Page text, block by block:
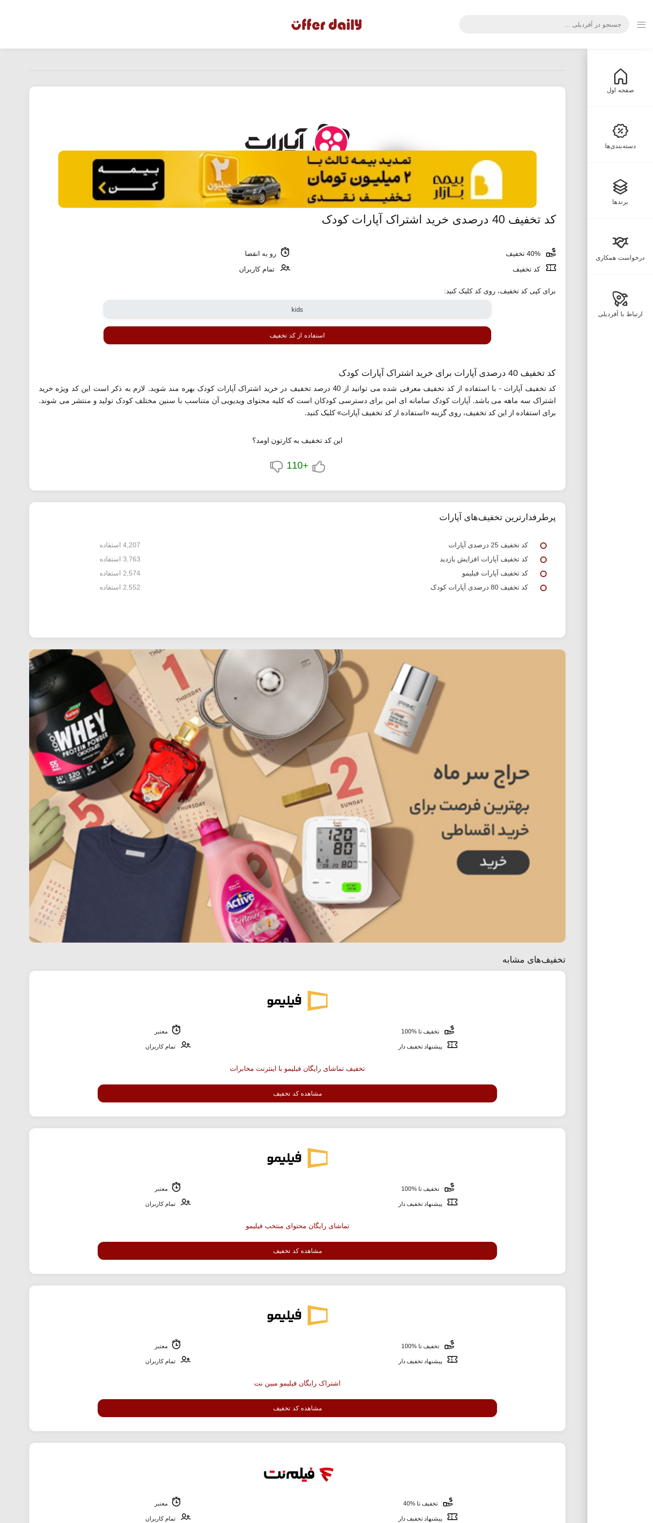
صفحه اول
دسته‌بندی‌ها
برندها
درخواست همکاری
ارتباط با آفردیلی
کد تخفیف 40 درصدی خرید اشتراک آپارات کودک
رو به انقضا
کد تخفیف
تمام کاربران
برای کپی کد تخفیف، روی کد کلیک کنید:
استفاده از کد تخفیف
کد تخفیف 40 درصدی آپارات برای خرید اشتراک آپارات کودک
کد تخفیف آپارات - با استفاده از کد تخفیف معرفی شده می توانید از 40 درصد تخفیف در خرید اشتراک آپارات کودک بهره مند شوید. لازم به ذکر است این کد ویژه خرید
اشتراک سه ماهه می باشد. آپارات کودک سامانه ای امن برای دسترسی کودکان است که کلیه محتوای ویدیویی آن متناسب با سنین مختلف کودک تولید و منتشر می شوند.
برای استفاده از این کد تخفیف، روی گزینه «استفاده از کد تخفیف آپارات» کلیک کنید.
این کد تخفیف به کارتون اومد؟
+110
پرطرفدارترین تخفیف‌های آپارات
کد تخفیف 25 درصدی آپارات
4,207 استفاده
کد تخفیف آپارات افزایش بازدید
3,763 استفاده
کد تخفیف آپارات فیلیمو
2,574 استفاده
کد تخفیف 80 درصدی آپارات کودک
2,552 استفاده
تخفیف‌های مشابه
تخفیف تا %100 معتبر
پیشنهاد تخفیف دار تمام کاربران
تخفیف تماشای رایگان فیلیمو با اینترنت مخابرات
مشاهده کد تخفیف
تخفیف تا %100 معتبر
پیشنهاد تخفیف دار تمام کاربران
تماشای رایگان محتوای منتخب فیلیمو
مشاهده کد تخفیف
تخفیف تا %100 معتبر
پیشنهاد تخفیف دار تمام کاربران
اشتراک رایگان فیلیمو مبین نت
مشاهده کد تخفیف
تخفیف تا %40 معتبر
پیشنهاد تخفیف دار تمام کاربران